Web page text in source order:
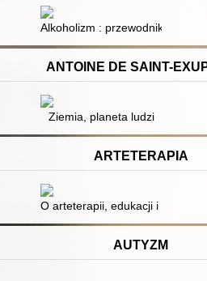
Alkoholizm : przewodnik po
ANTOINE DE SAINT-
; Pilot wojenny
Ziemia, planeta ludzi
ARTETERAPIA
rozwoju osobistego dla dzieci z
O arteterapii, edukacji i sztuce :
AUTYZM